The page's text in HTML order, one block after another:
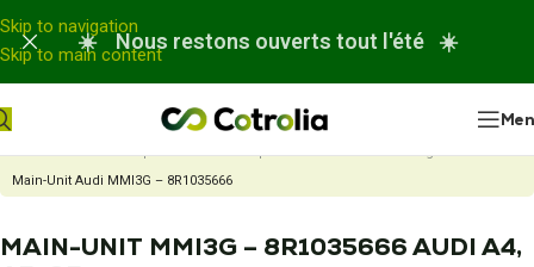
Panneau de gestion des cookies
Skip to navigation
Skip to main content
☀️ Nous restons ouverts tout l'été ☀️
Accueil Nos réparations
Réparation autoradio ou chargeur CD
Main-Unit Audi MMI3G – 8R1035666
MAIN-UNIT MMI3G – 8R1035666 AUDI A4,